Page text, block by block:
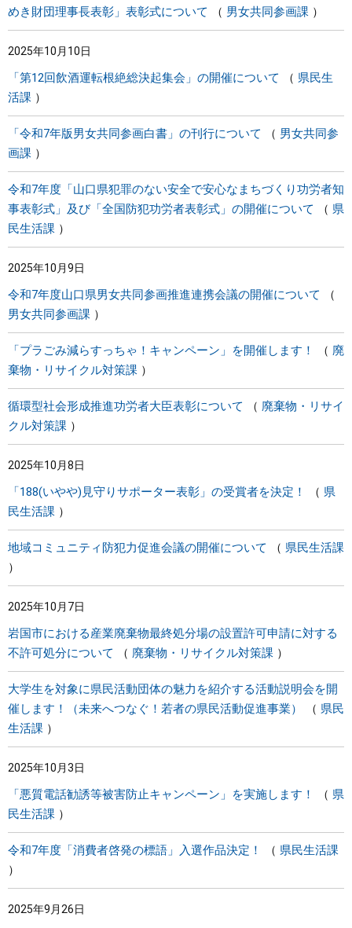
めき財団理事長表彰」表彰式について
男女共同参画課
2025年10月10日
「第12回飲酒運転根絶総決起集会」の開催について
県民生
活課
「令和7年版男女共同参画白書」の刊行について
男女共同参
画課
令和7年度「山口県犯罪のない安全で安心なまちづくり功労者知
事表彰式」及び「全国防犯功労者表彰式」の開催について
県
民生活課
2025年10月9日
令和7年度山口県男女共同参画推進連携会議の開催について
男女共同参画課
「プラごみ減らすっちゃ！キャンペーン」を開催します！
廃
棄物・リサイクル対策課
循環型社会形成推進功労者大臣表彰について
廃棄物・リサイ
クル対策課
2025年10月8日
「188(いやや)見守りサポーター表彰」の受賞者を決定！
県
民生活課
地域コミュニティ防犯力促進会議の開催について 県民生活課
2025年10月7日
岩国市における産業廃棄物最終処分場の設置許可申請に対する
不許可処分について
廃棄物・リサイクル対策課
大学生を対象に県民活動団体の魅力を紹介する活動説明会を開
催します！（未来へつなぐ！若者の県民活動促進事業）
県民
生活課
2025年10月3日
「悪質電話勧誘等被害防止キャンペーン」を実施します！
県
民生活課
令和7年度「消費者啓発の標語」入選作品決定！ 県民生活課
2025年9月26日